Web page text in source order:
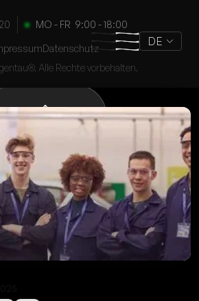
DE
Alle Rechte vorbehalten.
Datenschutz
MO - FR 9:00 - 18:00